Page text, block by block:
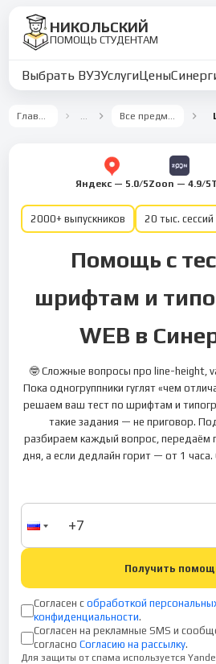
НИКОЛЬСКИЙ
ПОМОЩЬ СТУДЕНТАМ
Выбрать ВУЗУслугиЦены
Главная … Все предметы
Яндекс — 5.0/5Zoon — 4.9/5
2000+ выпускников 20 тыс.
Помощь с
шрифтам и
WEB в
🤓 Сложные вопросы про line-height,
Пока одногруппники гуглят «чем
решаем ваш тест по шрифтам и
такие задания — не приговор.
разбираем каждый вопрос, передаём
дня, а если дедлайн горит — от 1 часа.
Получить
Согласен с обработкой
конфиденциальности.
Согласен на рекламные SMS и
согласно Согласию на рассылку.
Для защиты от спама используется